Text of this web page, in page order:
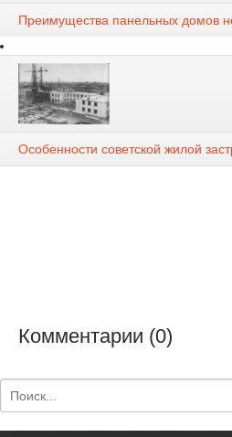
Преимущества панельных домов
Особенности советской жилой
Комментарии (0)